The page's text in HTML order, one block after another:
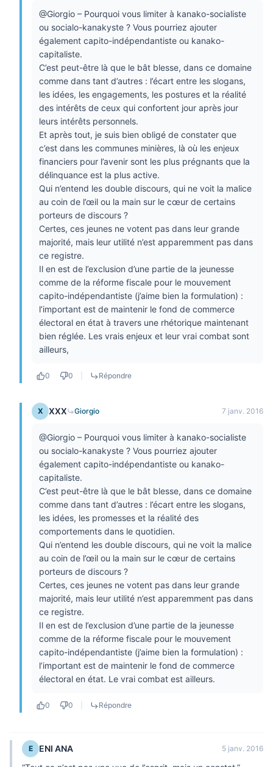
@Giorgio – Pourquoi vous limiter à kanako-socialiste
ou socialo-kanakyste ? Vous pourriez ajouter
également capito-indépendantiste ou kanako-
capitaliste.
C’est peut-être là que le bât blesse, dans ce domaine
comme dans tant d’autres : l’écart entre les slogans,
les idées, les engagements, les postures et la réalité
des intérêts de ceux qui confortent jour après jour
leurs intérêts personnels.
Et après tout, je suis bien obligé de constater que
c’est dans les communes minières, là où les enjeux
financiers pour l’avenir sont les plus prégnants que la
délinquance est la plus active.
Qui n’entend les double discours, qui ne voit la malice
au coin de l’œil ou la main sur le cœur de certains
porteurs de discours ?
Certes, ces jeunes ne votent pas dans leur grande
majorité, mais leur utilité n’est apparemment pas dans
ce registre.
Il en est de l’exclusion d’une partie de la jeunesse
comme de la réforme fiscale pour le mouvement
capito-indépendantiste (j’aime bien la formulation) :
l’important est de maintenir le fond de commerce
électoral en état à travers une rhétorique maintenant
bien réglée. Les vrais enjeux et leur vrai combat sont
ailleurs,
0 0 Répondre
X XXX Giorgio 7 janv. 2016
@Giorgio – Pourquoi vous limiter à kanako-socialiste
ou socialo-kanakyste ? Vous pourriez ajouter
également capito-indépendantiste ou kanako-
capitaliste.
C’est peut-être là que le bât blesse, dans ce domaine
comme dans tant d’autres : l’écart entre les slogans,
les idées, les promesses et la réalité des
comportements dans le quotidien.
Qui n’entend les double discours, qui ne voit la malice
au coin de l’œil ou la main sur le cœur de certains
porteurs de discours ?
Certes, ces jeunes ne votent pas dans leur grande
majorité, mais leur utilité n’est apparemment pas dans
ce registre.
Il en est de l’exclusion d’une partie de la jeunesse
comme de la réforme fiscale pour le mouvement
capito-indépendantiste (j’aime bien la formulation) :
l’important est de maintenir le fond de commerce
électoral en état. Le vrai combat est ailleurs.
0 0 Répondre
E ENI ANA 5 janv. 2016